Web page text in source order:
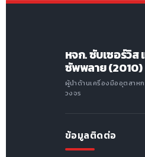
หจก. ซับเซอร์วิส
ซัพพลาย (2010)
ผู้นำด้านเครื่องมืออุตสาห
วงจร
ข้อมูลติดต่อ